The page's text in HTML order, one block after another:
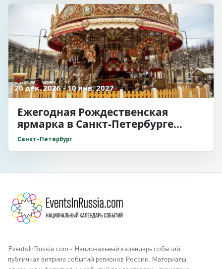
20 дек. 2026 - 10 янв. 2027
Ежегодная Рождественская
ярмарка в Санкт-Петербурге
2026/2027
Санкт-Петербург
EventsInRussia.com - Национальный календарь событий,
публичная витрина событий регионов России. Материалы,